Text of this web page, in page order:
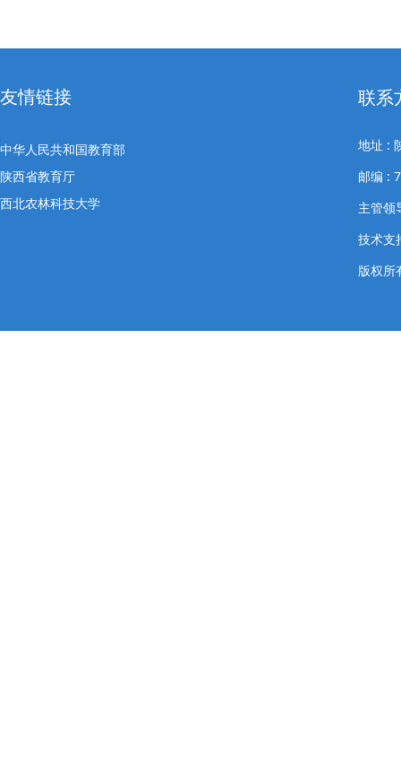
友情链接
中华人民共和国教育部
陕西省教育厅
西北农林科技大学
联系
地址 :
邮编 :
主管
技术支
版权